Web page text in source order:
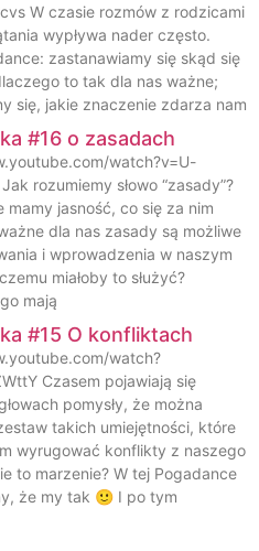
W czasie rozmów z rodzicami
wypływa nader często.
zastanawiamy się skąd się
to tak dla nas ważne;
się, jakie znaczenie zdarza nam
#16 o zasadach
watch?v=U-
rozumiemy słowo “zasady”?
mamy jasność, co się za nim
dla nas zasady są możliwe
i wprowadzenia w naszym
miałoby to służyć?
mają
#15 O konfliktach
watch?
Czasem pojawiają się
pomysły, że można
takich umiejętności, które
wyrugować konflikty z naszego
to marzenie? W tej Pogadance
że my tak 🙂 I po tym